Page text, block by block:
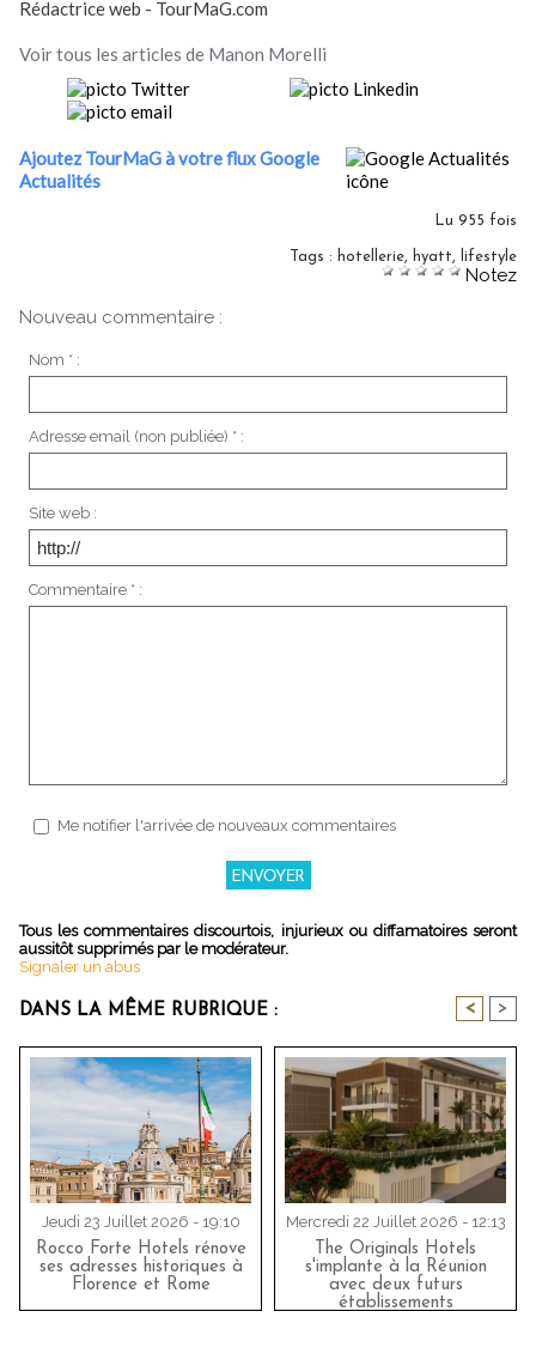
Rédactrice web - TourMaG.com
Voir tous les articles de Manon Morelli
Ajoutez TourMaG à votre flux Google
Actualités
Lu 955 fois
Tags : hotellerie, hyatt, lifestyle
Notez
Nouveau commentaire :
Nom * :
Adresse email (non publiée) * :
Site web :
Commentaire * :
Me notifier l'arrivée de nouveaux commentaires
Tous les commentaires discourtois, injurieux ou diffamatoires seront
aussitôt supprimés par le modérateur.
Signaler un abus
DANS LA MÊME RUBRIQUE : < >
Jeudi 23 Juillet 2026 - 19:10
Rocco Forte Hotels rénove
ses adresses historiques à
Florence et Rome
Mercredi 22 Juillet 2026 - 12:13
The Originals Hotels
s'implante à la Réunion
avec deux futurs
établissements